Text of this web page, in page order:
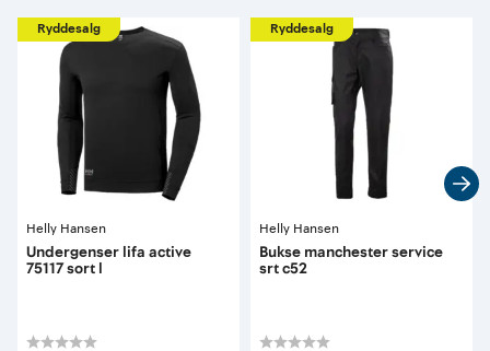
Ryddesalg
Helly Hansen
Undergenser lifa active
75117 sort l
Ryddesalg
Helly Hansen
Bukse manchester service
srt c52